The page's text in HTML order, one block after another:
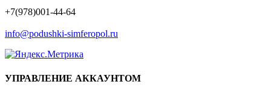
+7(978)001-44-64
info@podushki-simferopol.ru
УПРАВЛЕНИЕ АККАУНТОМ